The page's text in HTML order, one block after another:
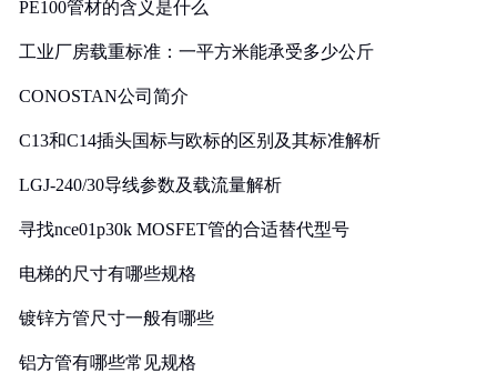
PE100管材的含义是什么
工业厂房载重标准：一平方米能承受多少公斤
CONOSTAN公司简介
C13和C14插头国标与欧标的区别及其标准解析
LGJ-240/30导线参数及载流量解析
寻找nce01p30k MOSFET管的合适替代型号
电梯的尺寸有哪些规格
镀锌方管尺寸一般有哪些
铝方管有哪些常见规格